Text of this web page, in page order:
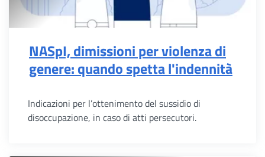
NASpI, dimissioni per violenza di
genere: quando spetta l'indennità
Indicazioni per l’ottenimento del sussidio di
disoccupazione, in caso di atti persecutori.